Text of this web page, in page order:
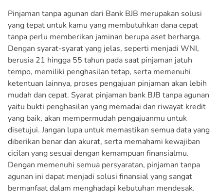
Pinjaman tanpa agunan dari Bank BJB merupakan solusi
yang tepat untuk kamu yang membutuhkan dana cepat
tanpa perlu memberikan jaminan berupa aset berharga.
Dengan syarat-syarat yang jelas, seperti menjadi WNI,
berusia 21 hingga 55 tahun pada saat pinjaman jatuh
tempo, memiliki penghasilan tetap, serta memenuhi
ketentuan lainnya, proses pengajuan pinjaman akan lebih
mudah dan cepat. Syarat pinjaman bank BJB tanpa agunan
yaitu bukti penghasilan yang memadai dan riwayat kredit
yang baik, akan mempermudah pengajuanmu untuk
disetujui. Jangan lupa untuk memastikan semua data yang
diberikan benar dan akurat, serta memahami kewajiban
cicilan yang sesuai dengan kemampuan finansialmu.
Dengan memenuhi semua persyaratan, pinjaman tanpa
agunan ini dapat menjadi solusi finansial yang sangat
bermanfaat dalam menghadapi kebutuhan mendesak.